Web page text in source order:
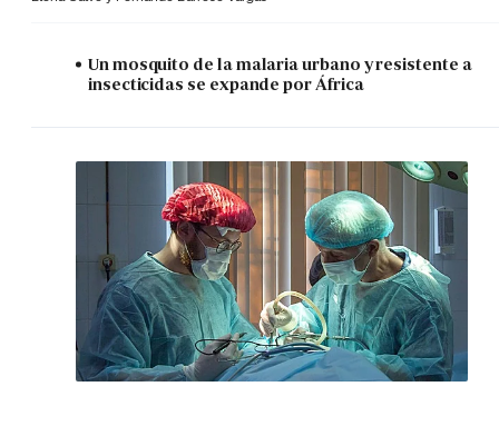
Un mosquito de la malaria urbano y resistente a
insecticidas se expande por África